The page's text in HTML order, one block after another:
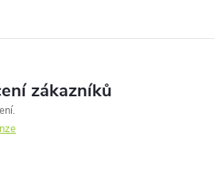
zákazníků